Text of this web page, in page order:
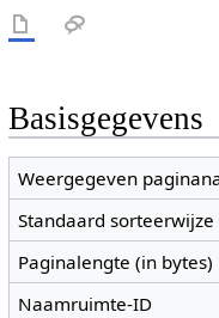
Basisgegevens
Weergegeven
Standaard sorteerwijze
Paginalengte (in bytes)
Naamruimte-ID